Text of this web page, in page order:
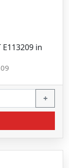
in
+